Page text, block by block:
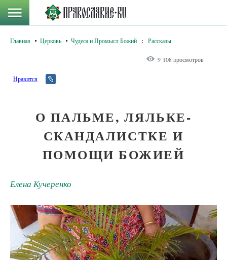
Главная Церковь Чудеса и Промысл Божий : Рассказы
9 108 просмотров
Нравится
О ПАЛЬМЕ, ЛЯЛЬКЕ-
СКАНДАЛИСТКЕ И
ПОМОЩИ БОЖИЕЙ
Елена Кучеренко